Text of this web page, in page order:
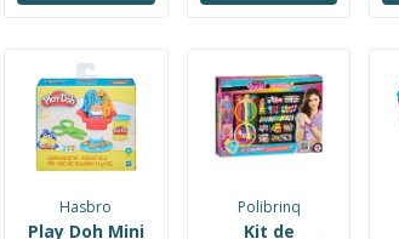
Hasbro
Play Doh Mini
Polibrinq
Kit de